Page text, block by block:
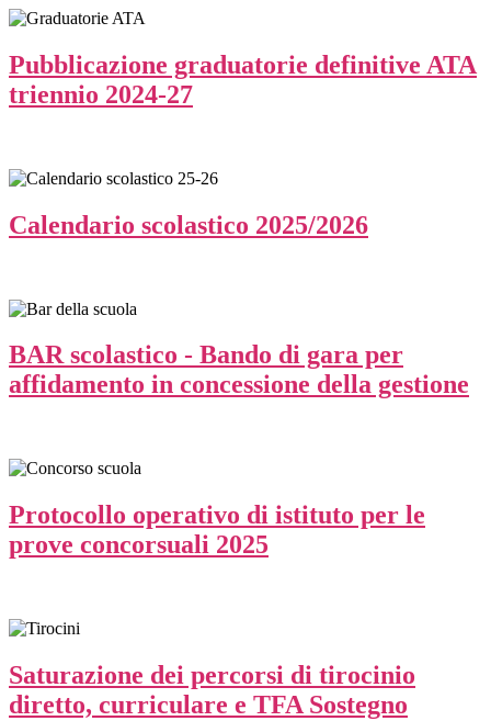
Pubblicazione graduatorie definitive ATA
triennio 2024-27
Calendario scolastico 2025/2026
BAR scolastico - Bando di gara per
affidamento in concessione della gestione
Protocollo operativo di istituto per le
prove concorsuali 2025
Saturazione dei percorsi di tirocinio
diretto, curriculare e TFA Sostegno